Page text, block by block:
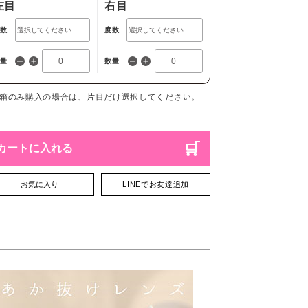
目 右目
度数
数量
のみ購入の場合は、片目だけ選択してください。
ートに入れる
お気に入り LINEでお友達追加